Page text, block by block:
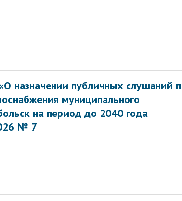
назначении публичных слушаний
муниципального
на период до 2040 года
№ 7